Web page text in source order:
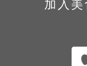
加入美